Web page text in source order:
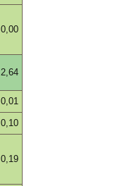
0,00
2,64
0,01
0,10
0,19